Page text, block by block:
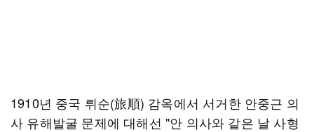
1910년 중국 뤼순(旅順) 감옥에서 서거한 안중근 의
사 유해발굴 문제에 대해선 "안 의사와 같은 날 사형